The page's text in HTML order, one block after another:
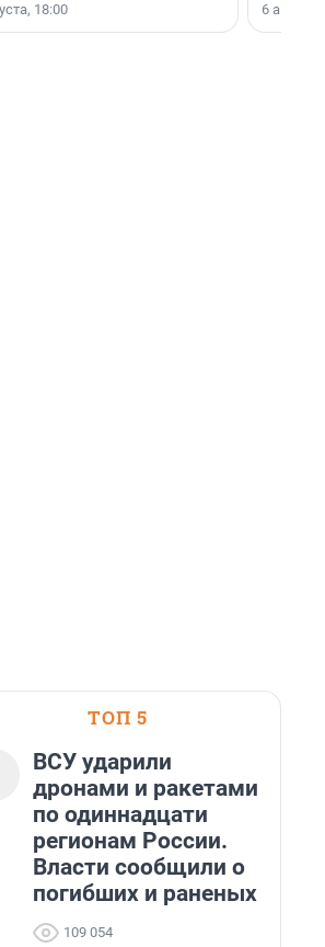
18:00
области».
6
ТОП 5
ВСУ ударили
дронами и ракетами
по одиннадцати
регионам России.
Власти сообщили о
погибших и раненых
109 054